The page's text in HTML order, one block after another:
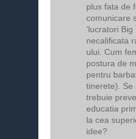
plus fata de
comunicare
'lucratori Big
necalificata
ului. Cum
postura de
pentru
tinerete). Se
trebuie
educatia
la cea
idee?